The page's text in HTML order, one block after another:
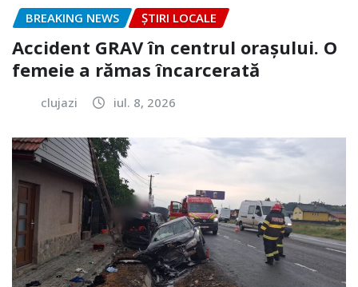
BREAKING NEWS ȘTIRI LOCALE
Accident GRAV în centrul orașului. O
femeie a rămas încarcerată
clujazi iul. 8, 2026